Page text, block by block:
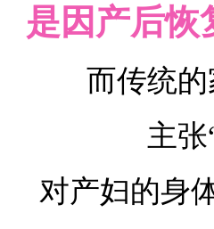
是因产后恢
而传统的
主
对产妇的身